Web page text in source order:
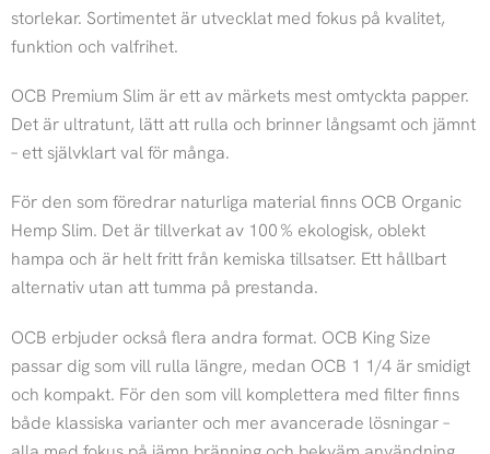
storlekar. Sortimentet är utvecklat med fokus på kvalitet,
funktion och valfrihet.
OCB Premium Slim är ett av märkets mest omtyckta papper.
Det är ultratunt, lätt att rulla och brinner långsamt och jämnt
– ett självklart val för många.
För den som föredrar naturliga material finns OCB Organic
Hemp Slim. Det är tillverkat av 100 % ekologisk, oblekt
hampa och är helt fritt från kemiska tillsatser. Ett hållbart
alternativ utan att tumma på prestanda.
OCB erbjuder också flera andra format. OCB King Size
passar dig som vill rulla längre, medan OCB 1 1/4 är smidigt
och kompakt. För den som vill komplettera med filter finns
både klassiska varianter och mer avancerade lösningar –